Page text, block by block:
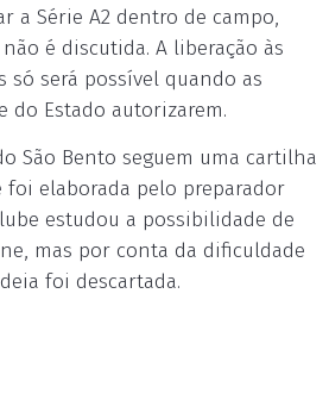
a Série A2 dentro de campo,
é discutida. A liberação às
só será possível quando as
do Estado autorizarem.
São Bento seguem uma cartilha
elaborada pelo preparador
estudou a possibilidade de
mas por conta da dificuldade
foi descartada.